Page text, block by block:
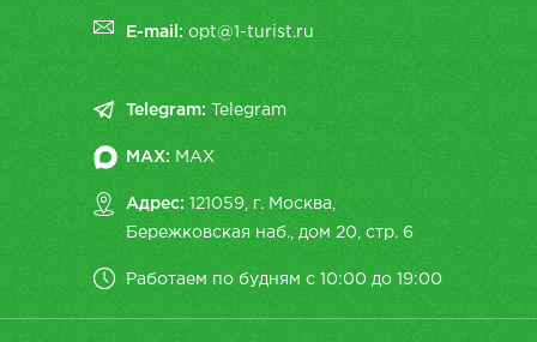
E-mail:opt@1-turist.ru
Telegram: Telegram
MAX: MAX
Адрес: 121059, г. Москва,
Бережковская наб., дом 20, cтр. 6
Работаем по будням с 10:00 до 19:00